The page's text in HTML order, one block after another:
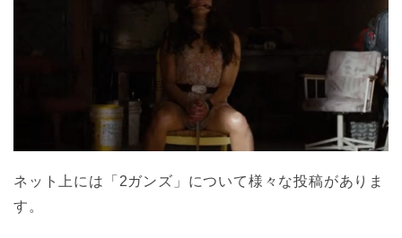
ネット上には「2ガンズ」について様々な投稿がありま
す。